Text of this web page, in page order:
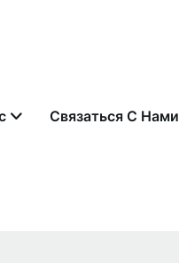
Связаться С Нами